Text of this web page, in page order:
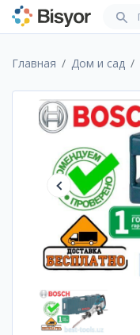
Главная Дом и сад